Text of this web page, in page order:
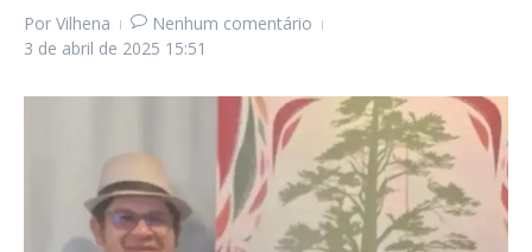
Por Vilhena
Nenhum comentário
3 de abril de 2025 15:51